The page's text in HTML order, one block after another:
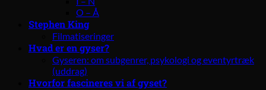
O – Å
Stephen King
Filmatiseringer
Hvad er en gyser?
Gyseren: om subgenrer, psykologi og eventyrtræk
(uddrag)
Hvorfor fascineres vi af gyset?